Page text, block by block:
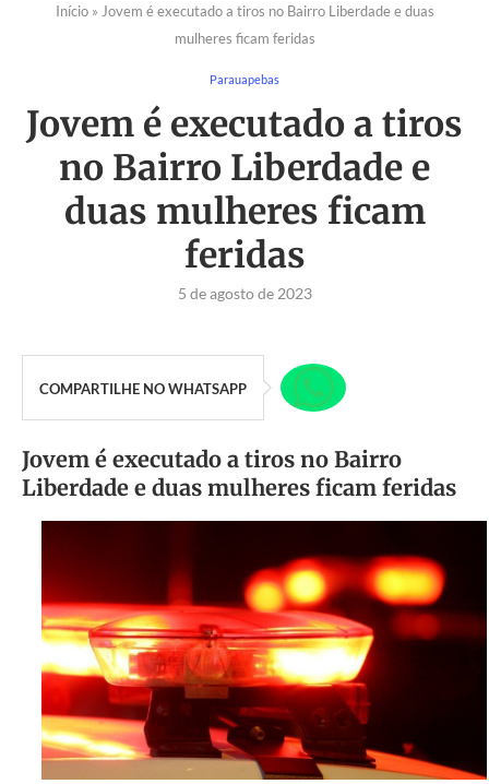
Início» Jovem é executado a tiros no Bairro Liberdade e duas
mulheres ficam feridas
Parauapebas
Jovem é executado a tiros
no Bairro Liberdade e
duas mulheres ficam
feridas
5 de agosto de 2023
COMPARTILHE NO WHATSAPP
Jovem é executado a tiros no Bairro
Liberdade e duas mulheres ficam feridas